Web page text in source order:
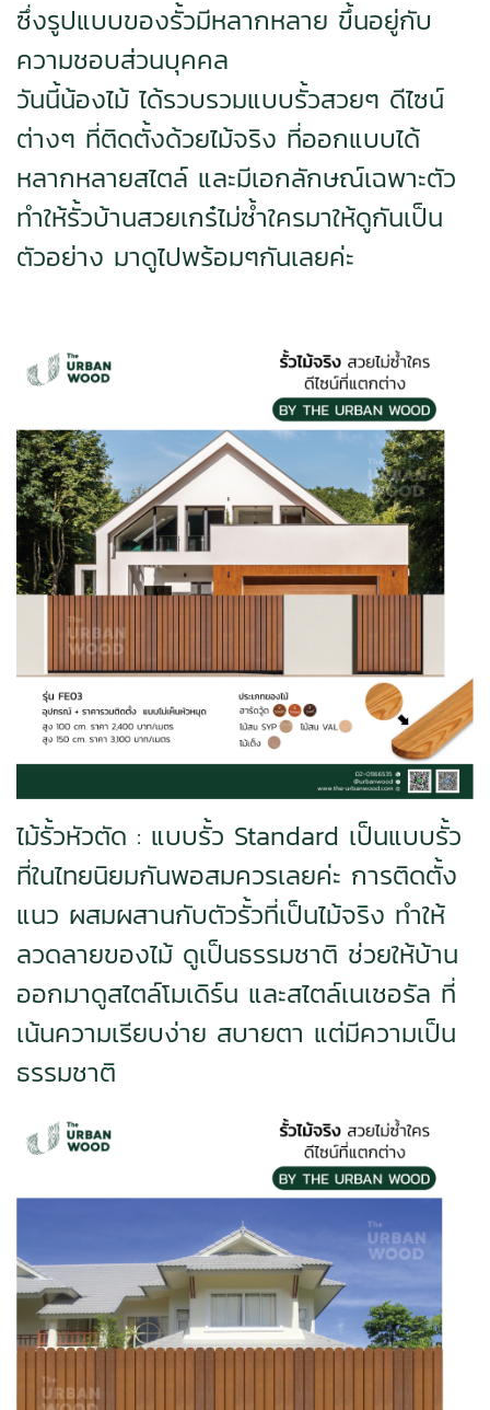
ซึ่งรูปแบบของรั้วมีหลากหลาย ขึ้นอยู่กับ
ความชอบส่วนบุคคล
วันนี้น้องไม้ ได้รวบรวมแบบรั้วสวยๆ ดีไซน์
ต่างๆ ที่ติดตั้งด้วยไม้จริง ที่ออกแบบได้
หลากหลายสไตล์ และมีเอกลักษณ์เฉพาะตัว
ทำให้รั้วบ้านสวยเกร๋ไม่ซ้ำใครมาให้ดูกันเป็น
ตัวอย่าง มาดูไปพร้อมๆกันเลยค่ะ
ไม้รั้วหัวตัด : แบบรั้ว Standard เป็นแบบรั้ว
ที่ในไทยนิยมกันพอสมควรเลยค่ะ การติดตั้ง
แนว ผสมผสานกับตัวรั้วที่เป็นไม้จริง ทำให้
ลวดลายของไม้ ดูเป็นธรรมชาติ ช่วยให้บ้าน
ออกมาดูสไตล์โมเดิร์น และสไตล์เนเชอรัล ที่
เน้นความเรียบง่าย สบายตา แต่มีความเป็น
ธรรมชาติ